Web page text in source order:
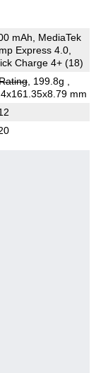
mAh, MediaTek
Express 4.0,
Charge 4+ (18)
, 199.8g
mm